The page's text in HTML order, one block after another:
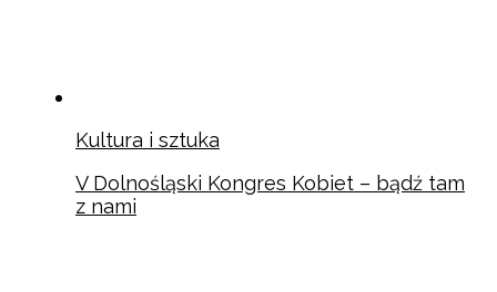
Kultura i sztuka
V Dolnośląski Kongres Kobiet – bądź tam
z nami